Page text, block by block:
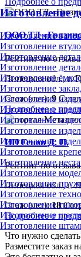
Изготовление
Изготовление валов
Изготовление
Изготовление
Изготовление
Изготовление
Изготовление
Изготовление
Изготовление
Изготовление
Изготовление
Изготовление
Изготовление
Изготовление
Изготовление
Изготовление
Изготовление
Изготовление
Изготовление
Изготовление
ООО ТД
Рейтинг по
Липецкая обл., г.
Стаж (лет):9
Подробнее о
ИП Генов Д. П.
Рейтинг по
Липецкая обл., г.
Стаж (лет):18
Подробнее о
Что нужно
Разместите заказ